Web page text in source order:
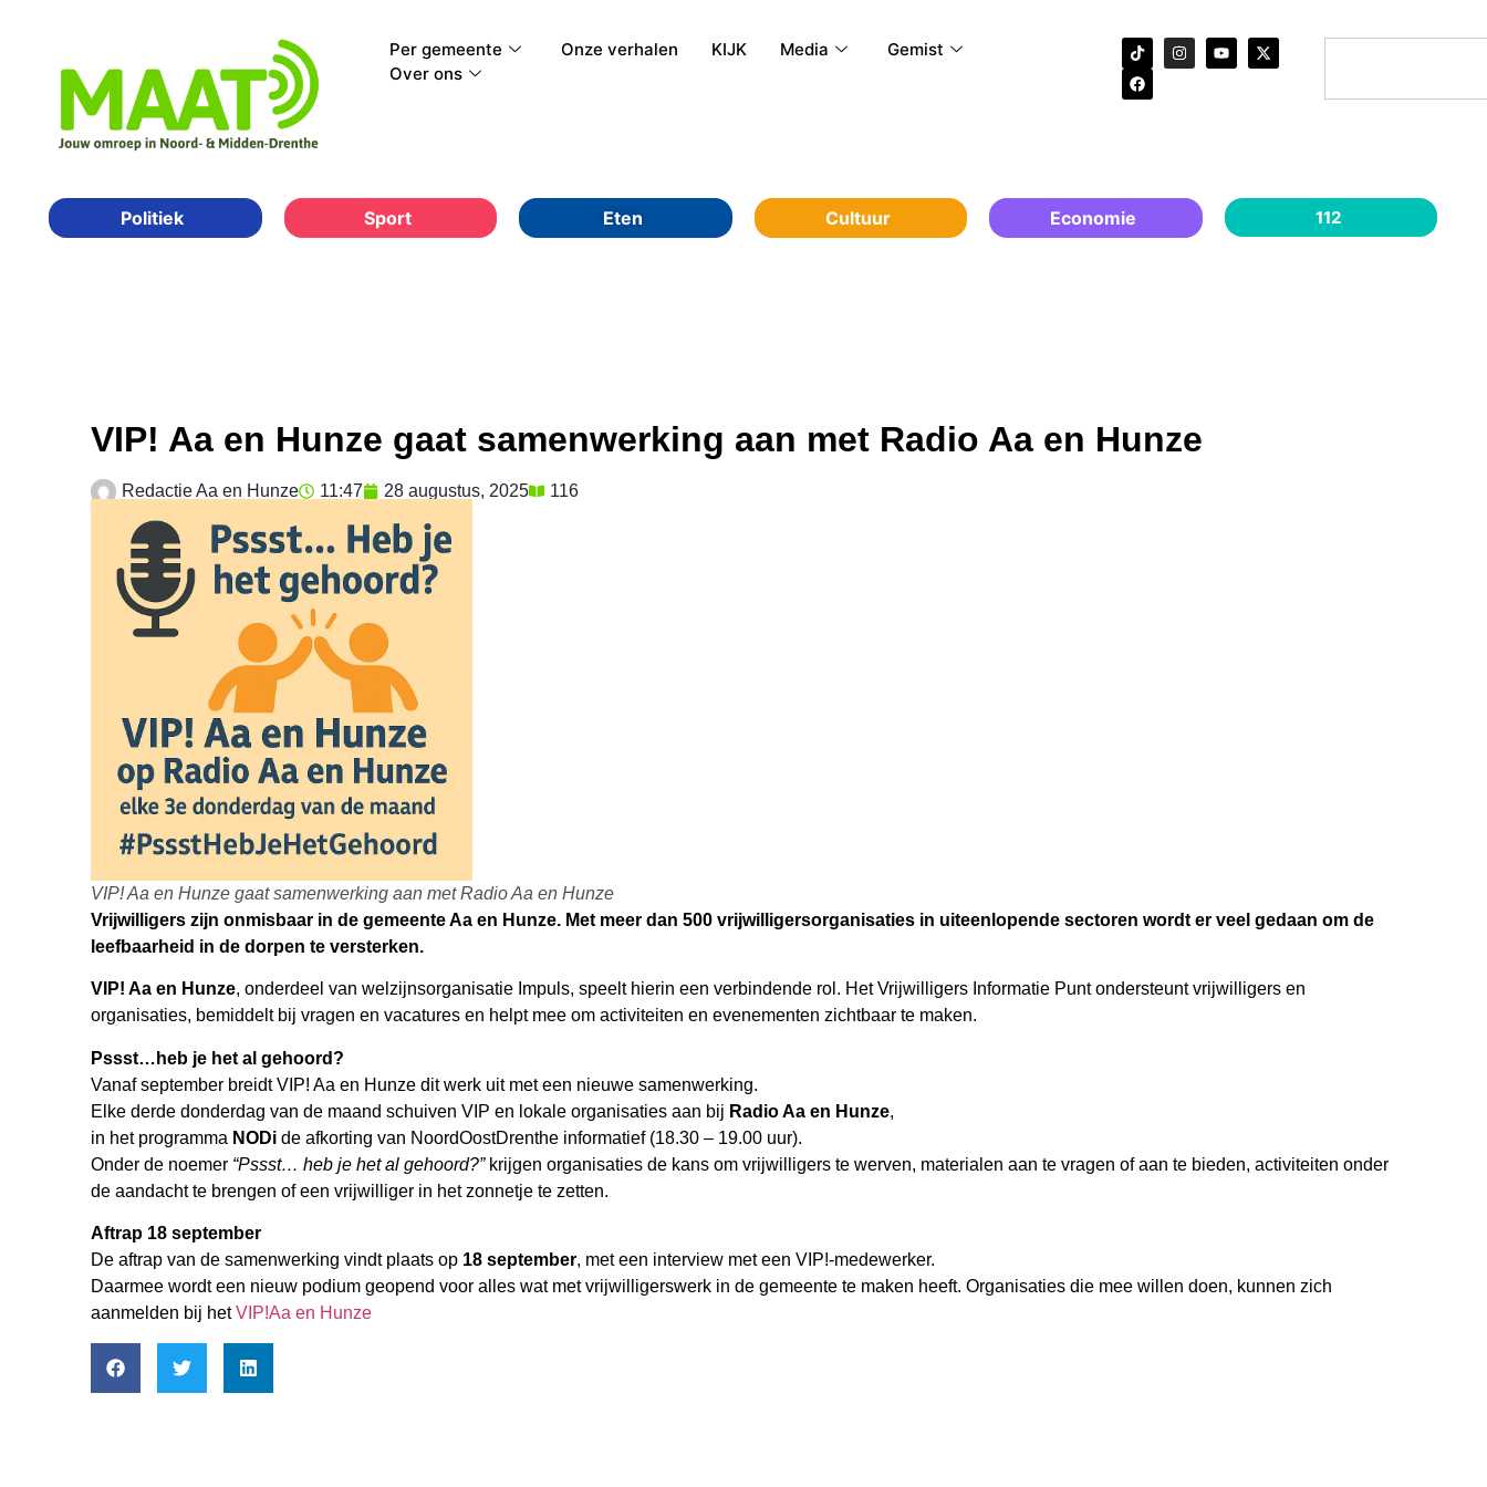
Per gemeente Onze verhalen KIJK Media
Gemist
Over ons
Politiek Sport Eten Cultuur Economie 112
VIP! Aa en Hunze gaat samenwerking aan met Radio Aa en Hunze
Redactie Aa en Hunze 11:47 28 augustus, 2025 116
VIP! Aa en Hunze gaat samenwerking aan met Radio Aa en Hunze
Vrijwilligers zijn onmisbaar in de gemeente Aa en Hunze. Met meer dan 500 vrijwilligersorganisaties in uiteenlopende sectoren wordt er veel gedaan om de
leefbaarheid in de dorpen te versterken.
VIP! Aa en Hunze, onderdeel van welzijnsorganisatie Impuls, speelt hierin een verbindende rol. Het Vrijwilligers Informatie Punt ondersteunt vrijwilligers en
organisaties, bemiddelt bij vragen en vacatures en helpt mee om activiteiten en evenementen zichtbaar te maken.
Pssst…heb je het al gehoord?
Vanaf september breidt VIP! Aa en Hunze dit werk uit met een nieuwe samenwerking.
Elke derde donderdag van de maand schuiven VIP en lokale organisaties aan bij Radio Aa en Hunze,
in het programma NODi de afkorting van NoordOostDrenthe informatief (18.30 – 19.00 uur).
Onder de noemer “Pssst… heb je het al gehoord?”krijgen organisaties de kans om vrijwilligers te werven, materialen aan te vragen of aan te bieden, activiteiten onder
de aandacht te brengen of een vrijwilliger in het zonnetje te zetten.
Aftrap 18 september
De aftrap van de samenwerking vindt plaats op 18 september, met een interview met een VIP!-medewerker.
Daarmee wordt een nieuw podium geopend voor alles wat met vrijwilligerswerk in de gemeente te maken heeft. Organisaties die mee willen doen, kunnen zich
aanmelden bij hetVIP!Aa en Hunze